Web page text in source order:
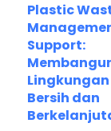
Plastic
Support:
Lingkungan
Bersih dan